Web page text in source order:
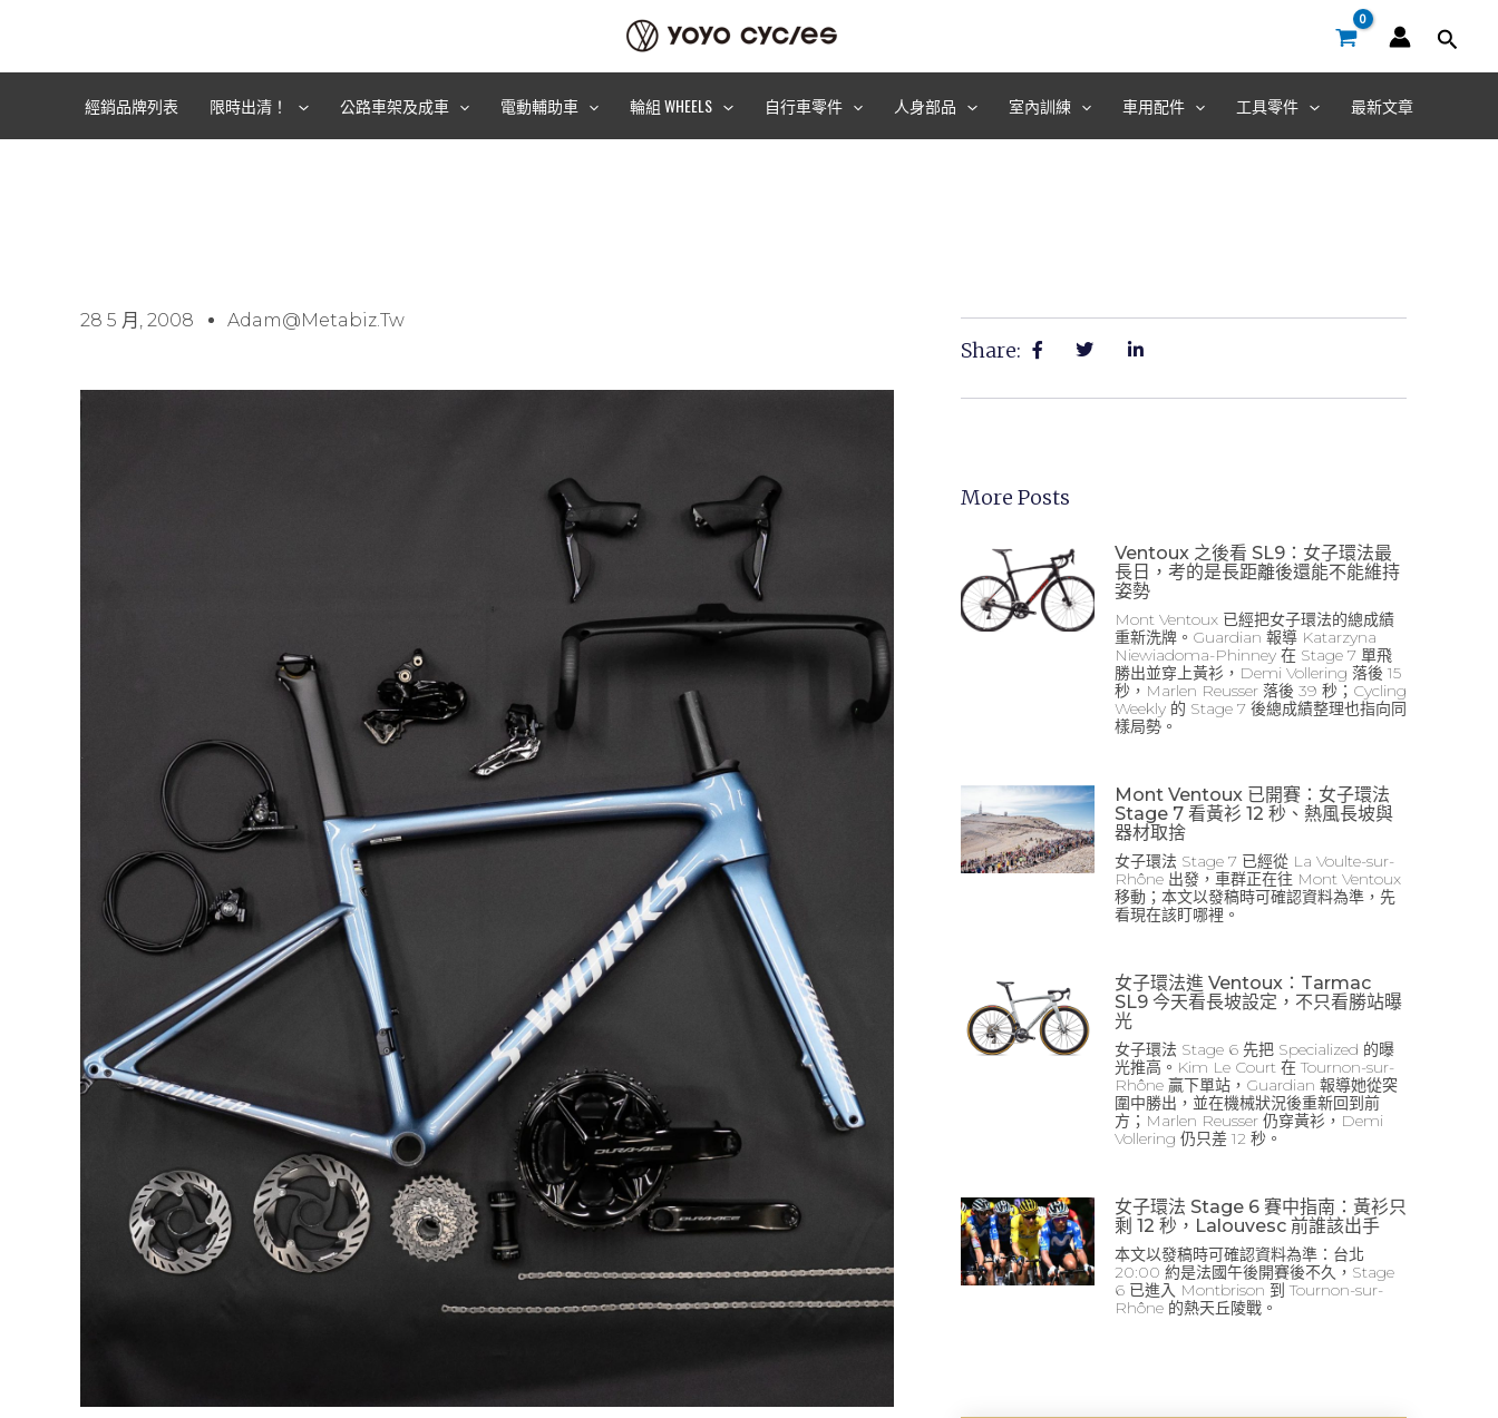
主
經銷品牌列表 限時出清！ 公路車架及成車 電動輔助車 輪組 WHEELS 自行車零件 人身部品 室內訓練 車用配件 工具零件 最新文章
28 5 月, 2008 Adam@metabiz.tw
Share:
More Posts
Ventoux 之後看 SL9：女子環法最
長日，考的是長距離後還能不能維持
姿勢
Mont Ventoux 已經把女子環法的總成績
重新洗牌。Guardian 報導 Katarzyna
Niewiadoma-Phinney 在 Stage 7 單飛
勝出並穿上黃衫，Demi Vollering 落後 15
秒，Marlen Reusser 落後 39 秒；Cycling
Weekly 的 Stage 7 後總成績整理也指向同
樣局勢。
Mont Ventoux 已開賽：女子環法
Stage 7 看黃衫 12 秒、熱風長坡與
器材取捨
女子環法 Stage 7 已經從 La Voulte-sur-
Rhône 出發，車群正在往 Mont Ventoux
移動；本文以發稿時可確認資料為準，先
看現在該盯哪裡。
女子環法進 Ventoux：Tarmac
SL9 今天看長坡設定，不只看勝站曝
光
女子環法 Stage 6 先把 Specialized 的曝
光推高。Kim Le Court 在 Tournon-sur-
Rhône 贏下單站，Guardian 報導她從突
圍中勝出，並在機械狀況後重新回到前
方；Marlen Reusser 仍穿黃衫，Demi
Vollering 仍只差 12 秒。
女子環法 Stage 6 賽中指南：黃衫只
剩 12 秒，Lalouvesc 前誰該出手
本文以發稿時可確認資料為準：台北
20:00 約是法國午後開賽後不久，Stage
6 已進入 Montbrison 到 Tournon-sur-
Rhône 的熱天丘陵戰。